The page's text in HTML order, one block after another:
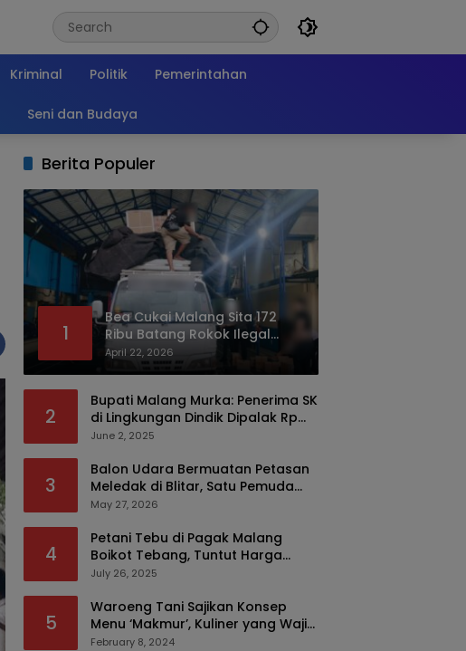
Kriminal Politik Pemerintahan
Seni dan Budaya
Berita Populer
1
Bea Cukai Malang Sita 172
Ribu Batang Rokok Ilegal
Bermodus Kemasan Sabun
April 22, 2026
2
Bupati Malang Murka: Penerima SK
di Lingkungan Dindik Dipalak Rp
150 Ribu Pakai Modus Tumpengan,
June 2, 2025
3
Balon Udara Bermuatan Petasan
Meledak di Blitar, Satu Pemuda
Tewas dan Dua Anak Luka Serius
May 27, 2026
4
Petani Tebu di Pagak Malang
Boikot Tebang, Tuntut Harga
yang Layak
July 26, 2025
5
Waroeng Tani Sajikan Konsep
Menu ‘Makmur’, Kuliner yang Wajib
Dikunjungi di Malang
February 8, 2024